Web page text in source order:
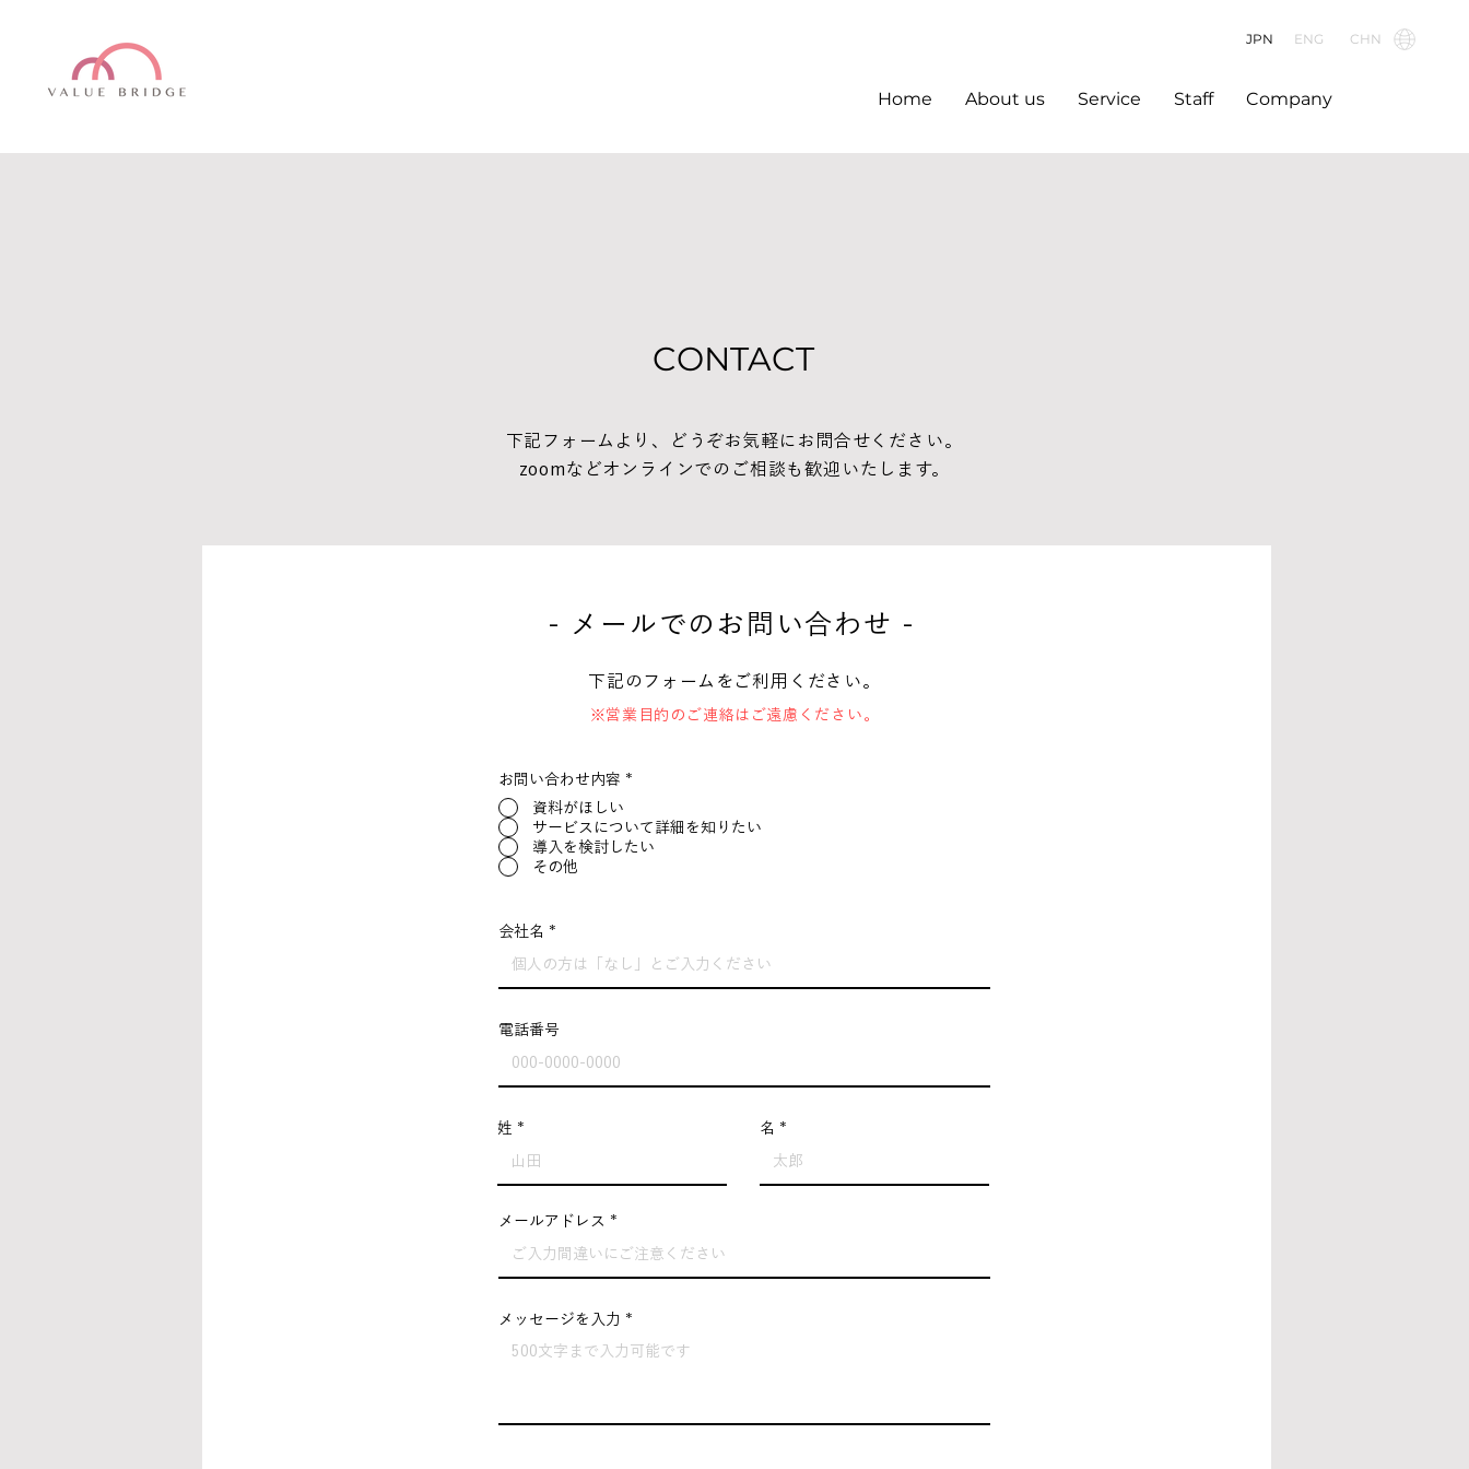
JPN ENG CHN
Home About us Service Staff Company
CONTACT
下記フォームより、どうぞお気軽にお問合せください。
zoomなどオンラインでのご相談も歓迎いたします。
- メールでのお問い合わせ -
下記のフォームをご利用ください。
※営業目的のご連絡はご遠慮ください。
お問い合わせ内容 *
資料がほしい
サービスについて詳細を知りたい
導入を検討したい
その他
会社名
電話番号
姓 名
メールアドレス
メッセージを入力